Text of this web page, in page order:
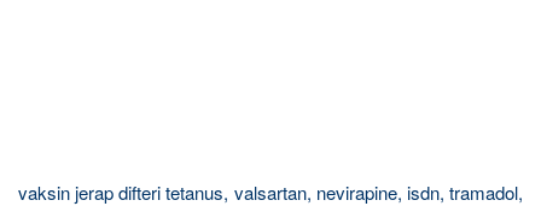
vaksin jerap difteri tetanus, valsartan, nevirapine, isdn, tramadol,